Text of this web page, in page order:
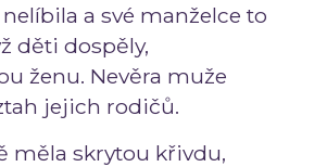
a své manželce to
děti dospěly,
ženu. Nevěra muže
jejich rodičů.
měla skrytou křivdu,